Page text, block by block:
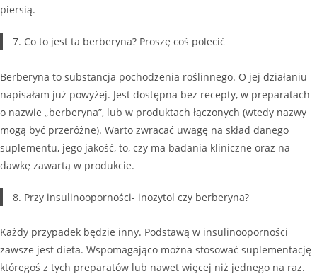
piersią.
7. Co to jest ta berberyna? Proszę coś polecić
Berberyna to substancja pochodzenia roślinnego. O jej działaniu
napisałam już powyżej. Jest dostępna bez recepty, w preparatach
o nazwie „berberyna”, lub w produktach łączonych (wtedy nazwy
mogą być przeróżne). Warto zwracać uwagę na skład danego
suplementu, jego jakość, to, czy ma badania kliniczne oraz na
dawkę zawartą w produkcie.
8. Przy insulinooporności- inozytol czy berberyna?
Każdy przypadek będzie inny. Podstawą w insulinooporności
zawsze jest dieta. Wspomagająco można stosować suplementację
któregoś z tych preparatów lub nawet więcej niż jednego na raz.